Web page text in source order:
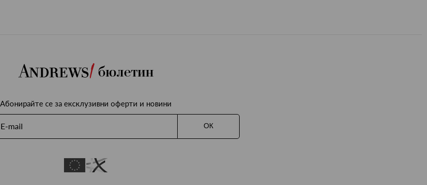
бюлетин
Абонирайте се за ексклузивни оферти и новини
ОК